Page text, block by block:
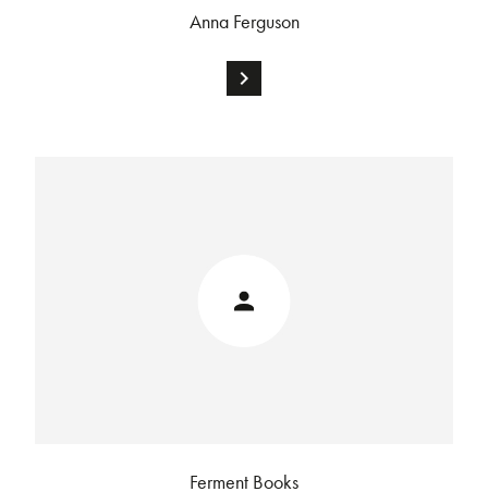
Anna Ferguson
chevron_right
Ferment Books